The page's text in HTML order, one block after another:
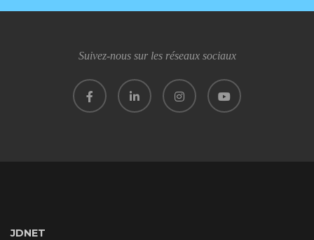
Suivez-nous sur les réseaux sociaux
JDNET